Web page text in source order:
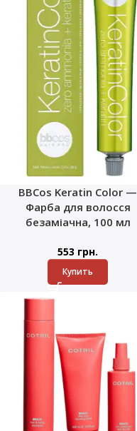
BBCos Keratin Color —
Фарба для волосся
безаміачна, 100 мл
553 грн.
Купить